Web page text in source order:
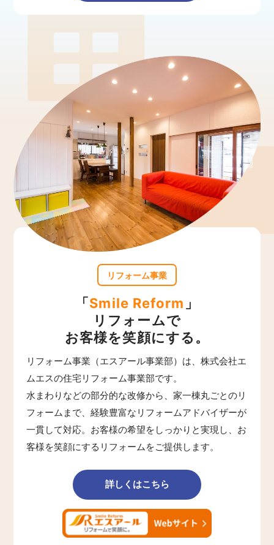
リフォーム事業
「 Smile Reform 」
リフォームで
お客様を笑顔にする。
リフォーム事業（エスアール事業部）は、株式会社エ
ムエスの住宅リフォーム事業部です。
水まわりなどの部分的な改修から、家一棟丸ごとのリ
フォームまで、経験豊富なリフォームアドバイザーが
一貫して対応。お客様の希望をしっかりと実現し、お
客様を笑顔にするリフォームをご提供します。
詳しくはこちら